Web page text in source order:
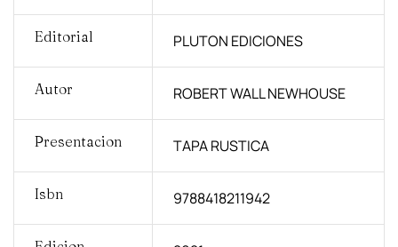
Editorial PLUTON EDICIONES
Autor ROBERT WALL NEWHOUSE
Presentacion TAPA RUSTICA
Isbn 9788418211942